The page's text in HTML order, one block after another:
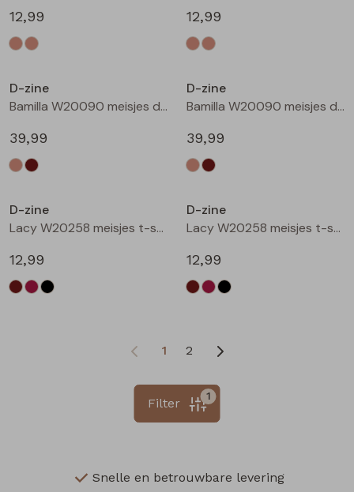
12,99
12,99
D-zine
Bamilla W20090 meisjes denim jack Kit
39,99
D-zine
Bamilla W20090 meisjes denim jack Bruin
39,99
D-zine
Lacy W20258 meisjes t-shirts lange mouw Bruin donker
12,99
D-zine
Lacy W20258 meisjes t-shirts lange mouw Wijnrood
12,99
1 2
1
Filter
Snelle en betrouwbare levering